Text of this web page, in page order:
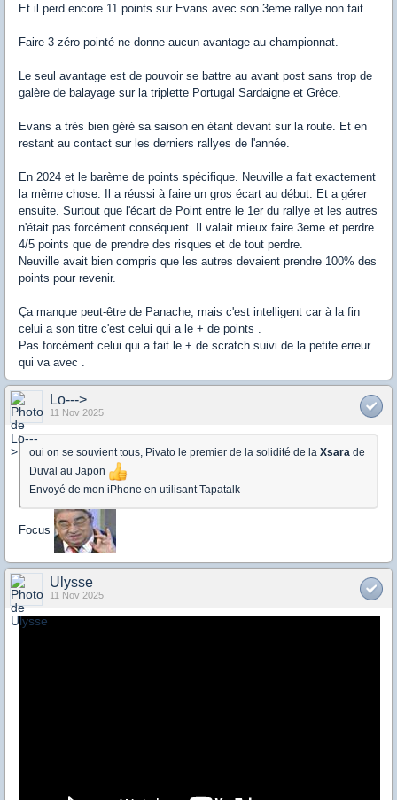
Et il perd encore 11 points sur Evans avec son 3eme rallye non fait .
Faire 3 zéro pointé ne donne aucun avantage au championnat.
Le seul avantage est de pouvoir se battre au avant post sans trop de
galère de balayage sur la triplette Portugal Sardaigne et Grèce.
Evans a très bien géré sa saison en étant devant sur la route. Et en
restant au contact sur les derniers rallyes de l'année.
En 2024 et le barème de points spécifique. Neuville a fait exactement
la même chose. Il a réussi à faire un gros écart au début. Et a gérer
ensuite. Surtout que l'écart de Point entre le 1er du rallye et les autres
n'était pas forcément conséquent. Il valait mieux faire 3eme et perdre
4/5 points que de prendre des risques et de tout perdre.
Neuville avait bien compris que les autres devaient prendre 100% des
points pour revenir.
Ça manque peut-être de Panache, mais c'est intelligent car à la fin
celui a son titre c'est celui qui a le + de points .
Pas forcément celui qui a fait le + de scratch suivi de la petite erreur
qui va avec .
Lo--->
11 Nov 2025
oui on se souvient tous, Pivato le premier de la solidité de la Xsara de
Duval au Japon
Envoyé de mon iPhone en utilisant Tapatalk
Focus
Ulysse
11 Nov 2025